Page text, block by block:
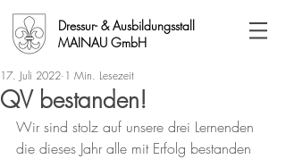
Dressur- & Ausbildungsstall
MAINAU GmbH
QV bestanden!
17. Juli 2022 1 Min. Lesezeit
Wir sind stolz auf unsere drei Lernenden
die dieses Jahr alle mit Erfolg bestanden